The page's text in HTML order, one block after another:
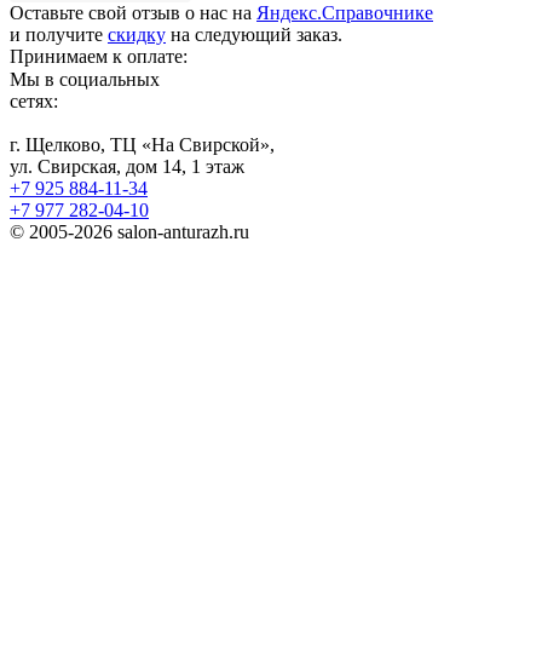
Оставьте свой отзыв о нас на Яндекс.Справочнике
и получите скидку на следующий заказ.
Принимаем к оплате:
Мы в социальных
сетях:
г. Щелково, ТЦ «На Свирской»,
ул. Свирская, дом 14, 1 этаж
+7 925 884-11-34
+7 977 282-04-10
© 2005-2026 salon-anturazh.ru